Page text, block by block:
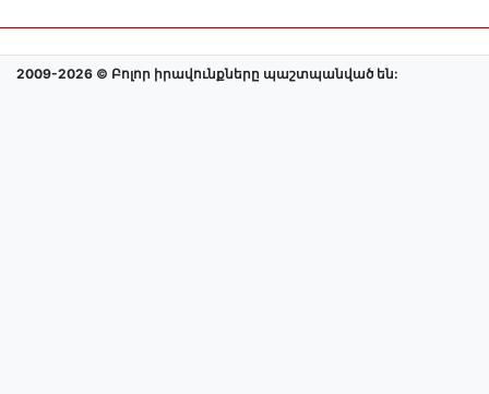
2009-2026 © Բոլոր իրավունքները պաշտպանված են: